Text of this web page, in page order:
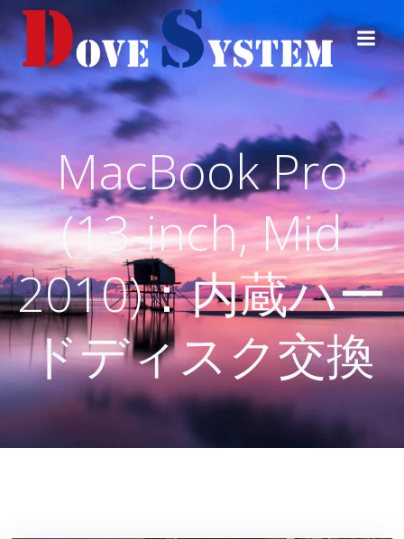
コ
ン
テ
キ
ッ
プ
MacBook Pro
(13-inch, Mid
2010)：内蔵ハー
ドディスク交換